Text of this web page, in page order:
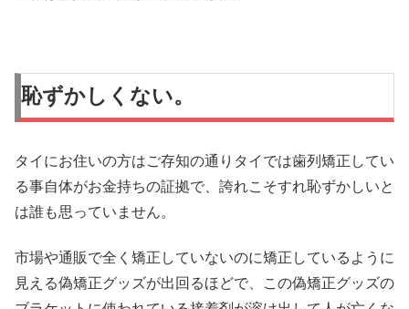
恥ずかしくない。
タイにお住いの方はご存知の通りタイでは歯列矯正してい
る事自体がお金持ちの証拠で、誇れこそすれ恥ずかしいと
は誰も思っていません。
市場や通販で全く矯正していないのに矯正しているように
見える偽矯正グッズが出回るほどで、この偽矯正グッズの